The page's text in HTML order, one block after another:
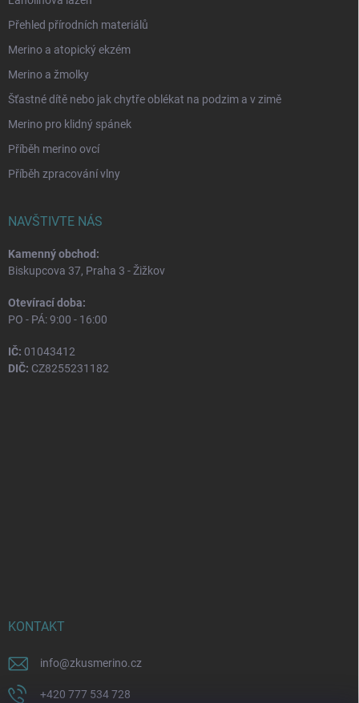
Přehled přírodních materiálů
Merino a atopický ekzém
Merino a žmolky
Šťastné dítě nebo jak chytře oblékat na podzim a v zimě
Merino pro klidný spánek
Příběh merino ovcí
Příběh zpracování vlny
NAVŠTIVTE NÁS
Kamenný obchod:
Biskupcova 37, Praha 3 - Žižkov
Otevírací doba:
PO - PÁ: 9:00 - 16:00
IČ: 01043412
DIČ: CZ8255231182
KONTAKT
info@zkusmerino.cz
+420 777 534 728